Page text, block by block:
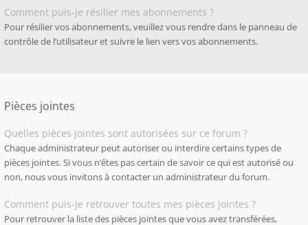
Comment puis-je résilier mes abonnements ?
Pour résilier vos abonnements, veuillez vous rendre dans le panneau de
contrôle de l’utilisateur et suivre le lien vers vos abonnements.
Pièces jointes
Quelles pièces jointes sont autorisées sur ce forum ?
Chaque administrateur peut autoriser ou interdire certains types de
pièces jointes. Si vous n’êtes pas certain de savoir ce qui est autorisé ou
non, nous vous invitons à contacter un administrateur du forum.
Comment puis-je retrouver toutes mes pièces jointes ?
Pour retrouver la liste des pièces jointes que vous avez transférées,